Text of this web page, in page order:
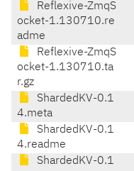
Reflexive-ZmqS
ocket-1.130710.re
adme
Reflexive-ZmqS
ocket-1.130710.ta
r.gz
ShardedKV-0.1
4.meta
ShardedKV-0.1
4.readme
ShardedKV-0.1